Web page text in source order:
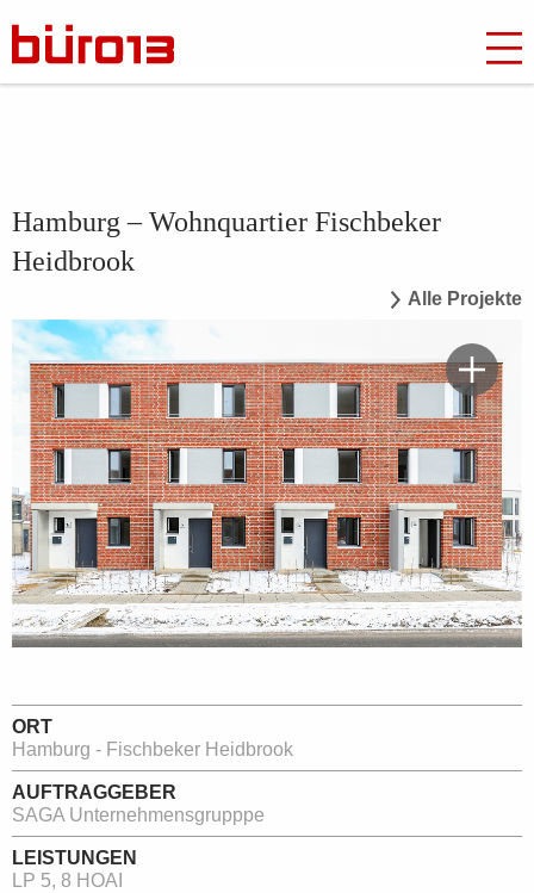
Hamburg – Wohnquartier Fischbeker
Heidbrook
Alle Projekte
ORT
Hamburg - Fischbeker Heidbrook
AUFTRAGGEBER
SAGA Unternehmensgrupppe
LEISTUNGEN
LP 5, 8 HOAI